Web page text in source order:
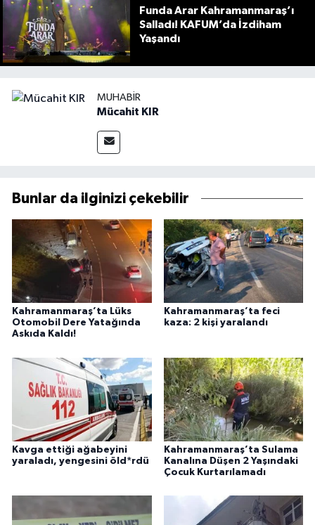
Funda Arar Kahramanmaraş’ı
Salladı! KAFUM’da İzdiham
Yaşandı
MUHABIR
Mücahit KIR
Bunlar da ilginizi çekebilir
Kahramanmaraş’ta Lüks
Otomobil Dere Yatağında
Askıda Kaldı!
Kahramanmaraş’ta feci
kaza: 2 kişi yaralandı
Kavga ettiği ağabeyini
yaraladı, yengesini öld*rdü
Kahramanmaraş’ta Sulama
Kanalına Düşen 2 Yaşındaki
Çocuk Kurtarılamadı